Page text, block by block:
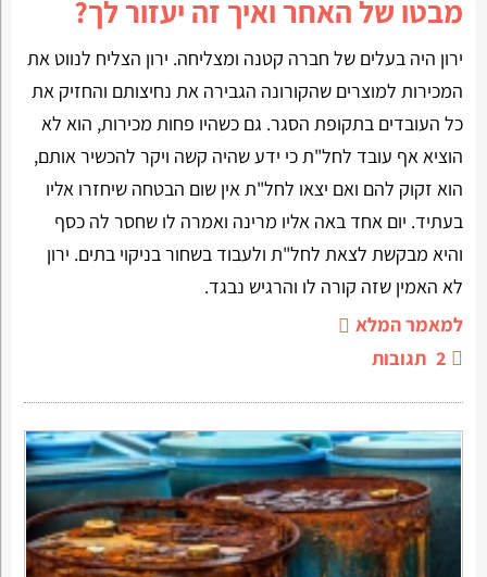
מבטו של האחר ואיך זה יעזור לך?
ירון היה בעלים של חברה קטנה ומצליחה. ירון הצליח לנווט את
המכירות למוצרים שהקורונה הגבירה את נחיצותם והחזיק את
כל העובדים בתקופת הסגר. גם כשהיו פחות מכירות, הוא לא
הוציא אף עובד לחל"ת כי ידע שהיה קשה ויקר להכשיר אותם,
הוא זקוק להם ואם יצאו לחל"ת אין שום הבטחה שיחזרו אליו
בעתיד. יום אחד באה אליו מרינה ואמרה לו שחסר לה כסף
והיא מבקשת לצאת לחל"ת ולעבוד בשחור בניקוי בתים. ירון
לא האמין שזה קורה לו והרגיש נבגד.
למאמר המלא
2 תגובות